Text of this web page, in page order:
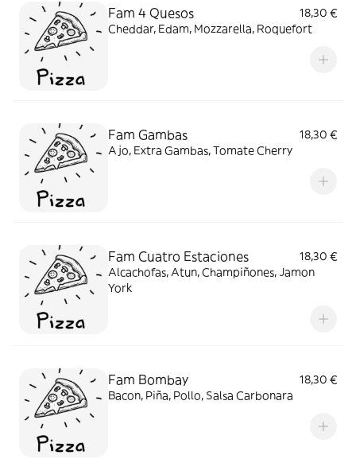
Fam 4 Quesos
18,30 €
Cheddar, Edam, Mozzarella, Roquefort
Fam Gambas
18,30 €
Ajo, Extra Gambas, Tomate Cherry
Fam Cuatro Estaciones
18,30 €
Alcachofas, Atun, Champiñones, Jamon
York
Fam Bombay
18,30 €
Bacon, Piña, Pollo, Salsa Carbonara